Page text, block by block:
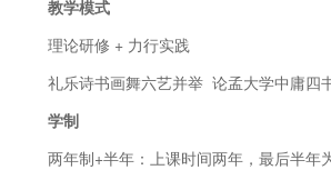
教学模式
理论研修 + 力行实践
礼乐诗书画舞六艺并举 论孟大学中庸四
学制
两年制+半年：上课时间两年，最后半年